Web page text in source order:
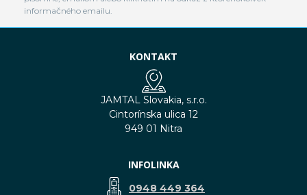
informačného emailu.
KONTAKT
JAMTAL Slovakia, s.r.o.
Cintorínska ulica 12
949 01 Nitra
INFOLINKA
0948 449 364